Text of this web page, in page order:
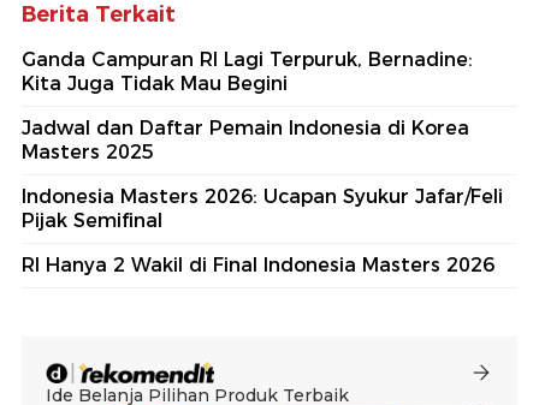
Berita Terkait
Ganda Campuran RI Lagi Terpuruk, Bernadine:
Kita Juga Tidak Mau Begini
Jadwal dan Daftar Pemain Indonesia di Korea
Masters 2025
Indonesia Masters 2026: Ucapan Syukur Jafar/Feli
Pijak Semifinal
RI Hanya 2 Wakil di Final Indonesia Masters 2026